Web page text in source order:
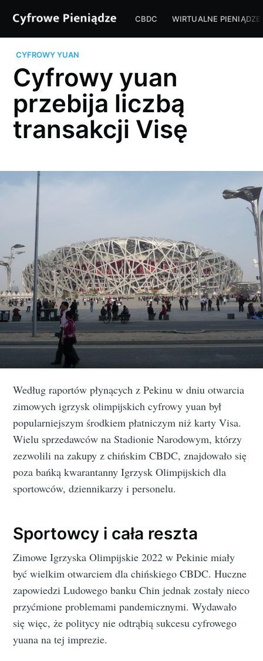
CBDC WIRTUALNE PIENIĄDZE
CYFROWY YUAN
Cyfrowy yuan
przebija liczbą
transakcji Visę
Według raportów płynących z Pekinu w dniu otwarcia
zimowych igrzysk olimpijskich cyfrowy yuan był
popularniejszym środkiem płatniczym niż karty Visa.
Wielu sprzedawców na Stadionie Narodowym, którzy
zezwolili na zakupy z chińskim CBDC, znajdowało się
poza bańką kwarantanny Igrzysk Olimpijskich dla
sportowców, dziennikarzy i personelu.
Sportowcy i cała reszta
Zimowe Igrzyska Olimpijskie 2022 w Pekinie miały
być wielkim otwarciem dla chińskiego CBDC. Huczne
zapowiedzi Ludowego banku Chin jednak zostały nieco
przyćmione problemami pandemicznymi. Wydawało
się więc, że politycy nie odtrąbią sukcesu cyfrowego
yuana na tej imprezie.